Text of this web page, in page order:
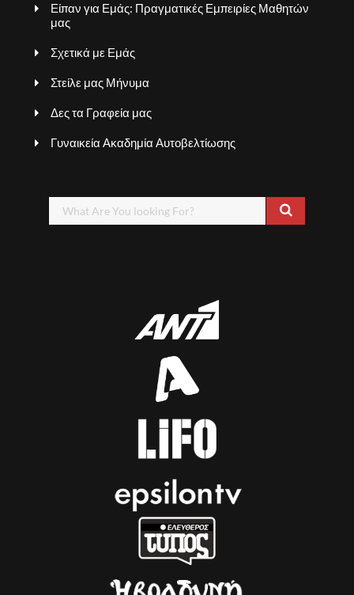
Είπαν για Εμάς: Πραγματικές Εμπειρίες Μαθητών
μας
Σχετικά με Εμάς
Στείλε μας Μήνυμα
Δες τα Γραφεία μας
Γυναικεία Ακαδημία Αυτοβελτίωσης